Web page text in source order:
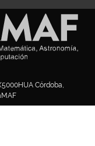
Córdoba,